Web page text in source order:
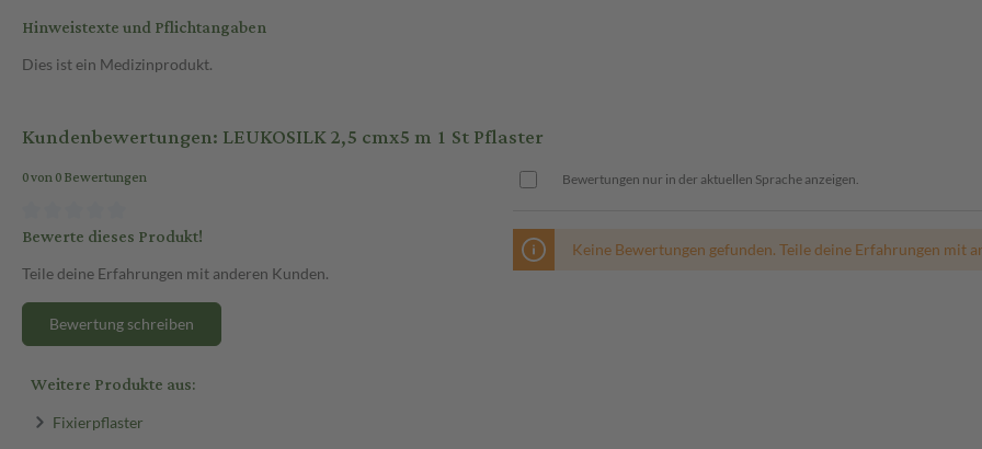
Hinweistexte und Pflichtangaben
Dies ist ein Medizinprodukt.
Kundenbewertungen: LEUKOSILK 2,5 cmx5 m 1 St Pflaster
0 von 0 Bewertungen
Bewerte dieses Produkt!
Teile deine Erfahrungen mit anderen Kunden.
Bewertung schreiben
Bewertungen nur in der aktuellen Sprache anzeigen.
Keine Bewertungen gefunden. Teile deine Erfahrungen mit
Weitere Produkte aus:
Fixierpflaster